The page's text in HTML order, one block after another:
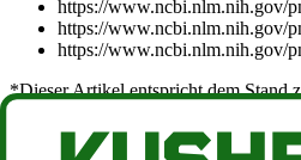
https://www.ncbi.nlm.nih.gov/
https://www.ncbi.nlm.nih.gov/
https://www.ncbi.nlm.nih.gov/
*Dieser Artikel entspricht dem Stand
Stand des Rechts oder der